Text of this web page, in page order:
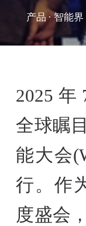
产品·智能界
2025 年
全球瞩
能大会
行。作
度盛会